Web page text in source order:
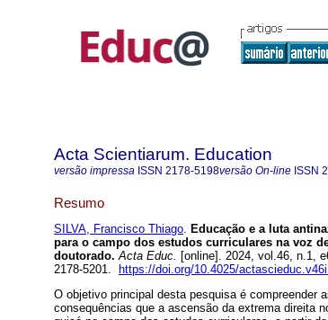
Acta Scientiarum. Education
versão impressa ISSN 2178-5198versão On-line ISSN
Resumo
SILVA, Francisco Thiago. Educação e a luta
para o campo dos estudos curriculares na voz
doutorado. Acta Educ. [online]. 2024, vol.46, n.1,
2178-5201.
https://doi.org/10.4025/
O objetivo principal desta pesquisa é compreender
consequências que a ascensão da extrema direita